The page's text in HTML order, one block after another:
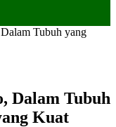
Tubuh yang
Dalam Tubuh
Kuat